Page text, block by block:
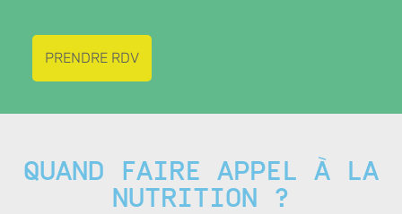
PRENDRE RDV
QUAND FAIRE APPEL À LA
NUTRITION ?